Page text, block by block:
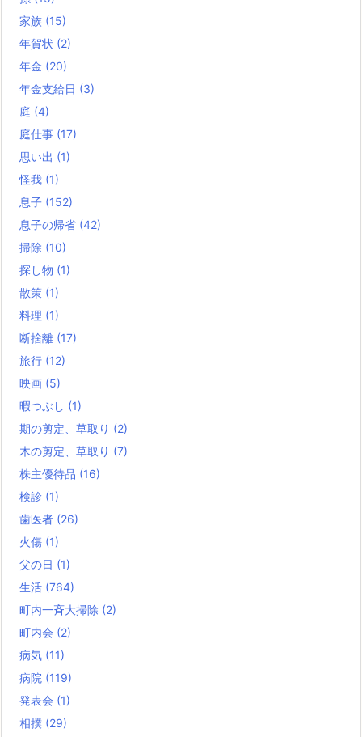
家族 (15)
年賀状 (2)
年金 (20)
年金支給日 (3)
庭 (4)
庭仕事 (17)
思い出 (1)
怪我 (1)
息子 (152)
息子の帰省 (42)
掃除 (10)
探し物 (1)
散策 (1)
料理 (1)
断捨離 (17)
旅行 (12)
映画 (5)
暇つぶし (1)
期の剪定、草取り (2)
木の剪定、草取り (7)
株主優待品 (16)
検診 (1)
歯医者 (26)
火傷 (1)
父の日 (1)
生活 (764)
町内一斉大掃除 (2)
町内会 (2)
病気 (11)
病院 (119)
発表会 (1)
相撲 (29)